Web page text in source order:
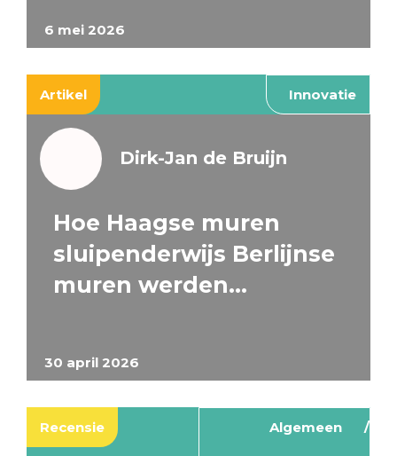
6 mei 2026
Artikel Innovatie
30 april 2026
Dirk-Jan de Bruijn
Hoe Haagse muren
sluipenderwijs Berlijnse
muren werden…
Recensie Algemeen